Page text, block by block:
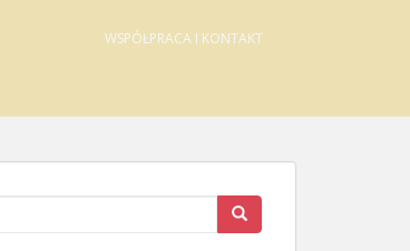
WSPÓŁPRACA I KONTAKT